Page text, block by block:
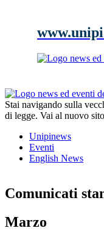
Stai navigando sulla
di legge. Vai al nuovo sito
Unipinews
Eventi
English News
Comunicati
Marzo